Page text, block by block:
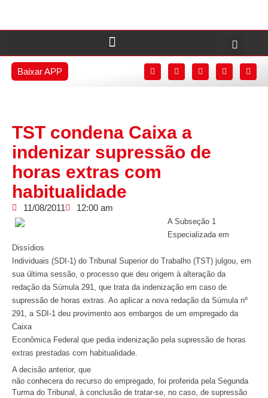
Baixar APP
TST condena Caixa a
indenizar supressão de
horas extras com
habitualidade
11/08/2011 12:00 am
A Subseção 1
Especializada em
Dissídios
Individuais (SDI-1) do Tribunal Superior do Trabalho (TST) julgou, em
sua última sessão, o processo que deu origem à alteração da
redação da Súmula 291, que trata da indenização em caso de
supressão de horas extras. Ao aplicar a nova redação da Súmula nº
291, a SDI-1 deu provimento aos embargos de um empregado da
Caixa
Econômica Federal que pedia indenização pela supressão de horas
extras prestadas com habitualidade.
A decisão anterior, que
não conhecera do recurso do empregado, foi proferida pela Segunda
Turma do Tribunal, à conclusão de tratar-se, no caso, de supressão